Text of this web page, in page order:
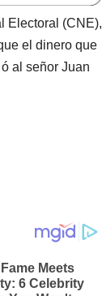
Electoral (CNE),
el dinero que
al señor Juan